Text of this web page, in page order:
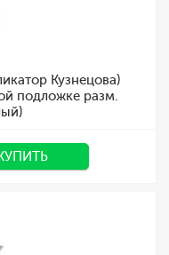
Кузнецова)
подложке разм.